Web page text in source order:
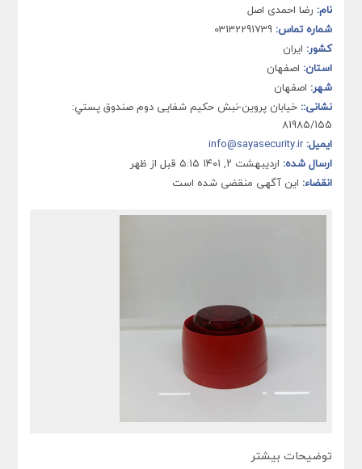
نام: رضا احمدی اصل
شماره تماس: 03132291739
کشور: ایران
استان: اصفهان
شهر: اصفهان
نشانی:: خيابان پروین-نبش حکیم شفایی دوم صندوق پستي:
81985/155
ایمیل: info@sayasecurity.ir
ارسال شده: اردیبهشت ۲, ۱۴۰۱ ۵:۱۵ قبل از ظهر
انقضاء: این آگهی منقضی شده است
توضیحات بیشتر